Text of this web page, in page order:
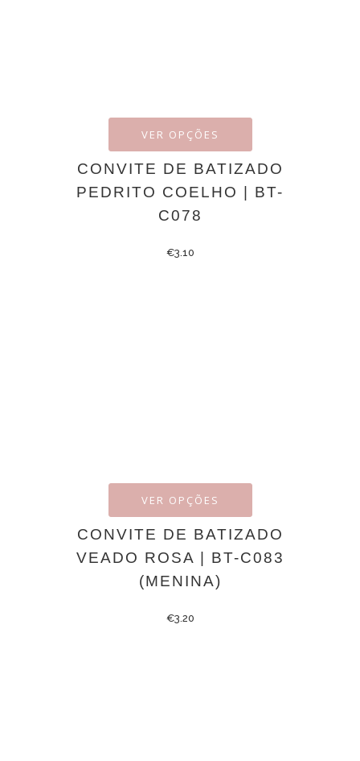
VER OPÇÕES
CONVITE DE BATIZADO
PEDRITO COELHO | BT-
C078
€3.10
VER OPÇÕES
CONVITE DE BATIZADO
VEADO ROSA | BT-C083
(MENINA)
€3.20